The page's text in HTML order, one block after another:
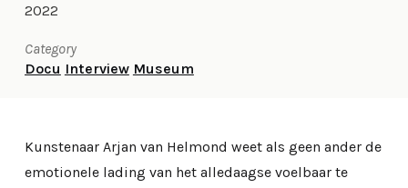
2022
Category
Docu Interview Museum
Kunstenaar Arjan van Helmond weet als geen ander de
emotionele lading van het alledaagse voelbaar te